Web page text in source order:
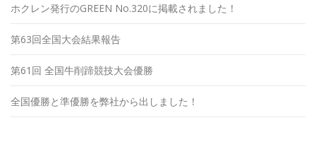
ホクレン発行のGREEN No.320に掲載されました！
第63回全国大会結果報告
第61回 全国牛削蹄競技大会優勝
全国優勝と準優勝を弊社から出しました！